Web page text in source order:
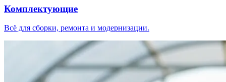
Комплектующие
Всё для сборки, ремонта и модернизации.